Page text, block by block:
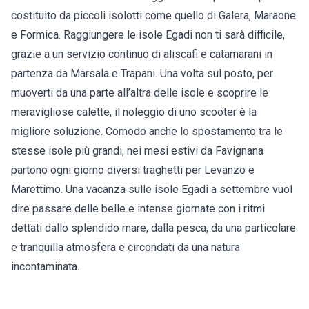
costituito da piccoli isolotti come quello di Galera, Maraone
e Formica. Raggiungere le isole Egadi non ti sarà difficile,
grazie a un servizio continuo di aliscafi e catamarani in
partenza da Marsala e Trapani. Una volta sul posto, per
muoverti da una parte all’altra delle isole e scoprire le
meravigliose calette, il noleggio di uno scooter è la
migliore soluzione. Comodo anche lo spostamento tra le
stesse isole più grandi, nei mesi estivi da Favignana
partono ogni giorno diversi traghetti per Levanzo e
Marettimo. Una vacanza sulle isole Egadi a settembre vuol
dire passare delle belle e intense giornate con i ritmi
dettati dallo splendido mare, dalla pesca, da una particolare
e tranquilla atmosfera e circondati da una natura
incontaminata.